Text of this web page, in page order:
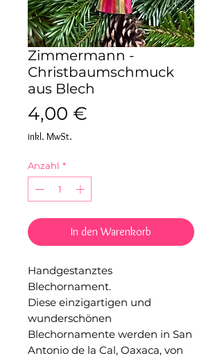
Zimmermann -
Christbaumschmuck
aus Blech
4,00 €
inkl. MwSt.
Anzahl *
In den Warenkorb
Handgestanztes
Blechornament.
Diese einzigartigen und
wunderschönen
Blechornamente werden in San
Antonio de la Cal, Oaxaca, von